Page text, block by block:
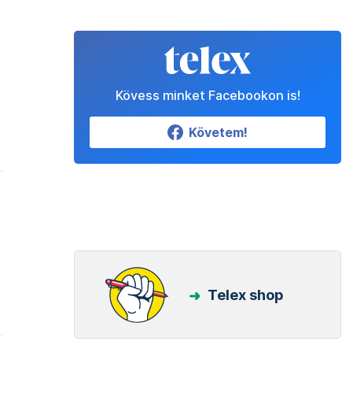
Kövess minket Facebookon is!
Követem!
Telex shop